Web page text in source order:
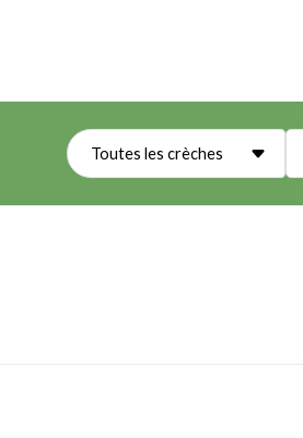
Toutes les crèches